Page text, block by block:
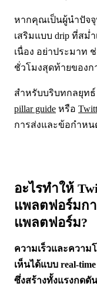
หากคุณเป็นผู้นำปัจ
เสริมแบบ drip ที่สม่
เนื่อง อย่าประมาท
ชั่วโมงสุดท้ายของก
สำหรับบริบทกลยุทธ์
pillar guide หรือ
การส่งและข้อกำห
อะไรทำให้
แพลตฟอร์มก
แพลตฟอร์ม?
ความเร็วและควา
เห็นได้แบบ real-
ซึ่งสร้างทั้งแรงกดดั